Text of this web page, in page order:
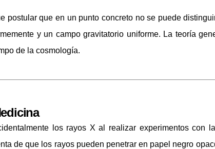
postular que en un punto concreto no se puede
y un campo gravitatorio uniforme. La teoría
de la cosmología.
los rayos X al realizar experimentos con
de que los rayos pueden penetrar en papel negro